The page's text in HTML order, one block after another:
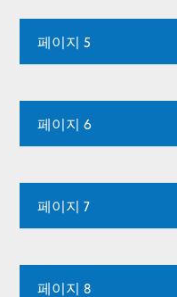
페이지 5
페이지 6
페이지 7
페이지 8